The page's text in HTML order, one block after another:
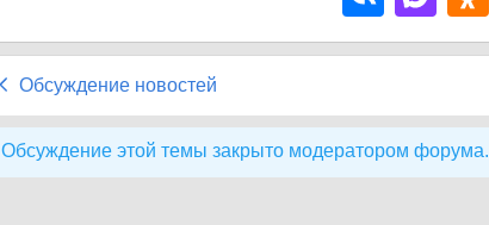
Обсуждение новостей
Обсуждение этой темы закрыто модератором форума.